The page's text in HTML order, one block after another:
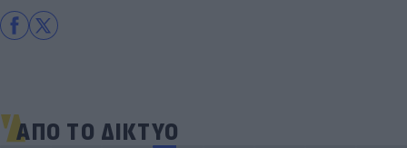
ΑΠΟ ΤΟ ΔΙΚΤΥΟ